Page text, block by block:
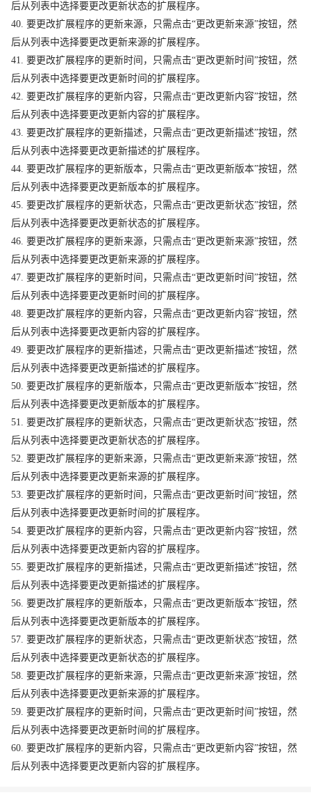
后从列表中选择要更改更新状态的扩展程序。
40. 要更改扩展程序的更新来源，只需点击“更改更新来源”按钮，然
后从列表中选择要更改更新来源的扩展程序。
41. 要更改扩展程序的更新时间，只需点击“更改更新时间”按钮，然
后从列表中选择要更改更新时间的扩展程序。
42. 要更改扩展程序的更新内容，只需点击“更改更新内容”按钮，然
后从列表中选择要更改更新内容的扩展程序。
43. 要更改扩展程序的更新描述，只需点击“更改更新描述”按钮，然
后从列表中选择要更改更新描述的扩展程序。
44. 要更改扩展程序的更新版本，只需点击“更改更新版本”按钮，然
后从列表中选择要更改更新版本的扩展程序。
45. 要更改扩展程序的更新状态，只需点击“更改更新状态”按钮，然
后从列表中选择要更改更新状态的扩展程序。
46. 要更改扩展程序的更新来源，只需点击“更改更新来源”按钮，然
后从列表中选择要更改更新来源的扩展程序。
47. 要更改扩展程序的更新时间，只需点击“更改更新时间”按钮，然
后从列表中选择要更改更新时间的扩展程序。
48. 要更改扩展程序的更新内容，只需点击“更改更新内容”按钮，然
后从列表中选择要更改更新内容的扩展程序。
49. 要更改扩展程序的更新描述，只需点击“更改更新描述”按钮，然
后从列表中选择要更改更新描述的扩展程序。
50. 要更改扩展程序的更新版本，只需点击“更改更新版本”按钮，然
后从列表中选择要更改更新版本的扩展程序。
51. 要更改扩展程序的更新状态，只需点击“更改更新状态”按钮，然
后从列表中选择要更改更新状态的扩展程序。
52. 要更改扩展程序的更新来源，只需点击“更改更新来源”按钮，然
后从列表中选择要更改更新来源的扩展程序。
53. 要更改扩展程序的更新时间，只需点击“更改更新时间”按钮，然
后从列表中选择要更改更新时间的扩展程序。
54. 要更改扩展程序的更新内容，只需点击“更改更新内容”按钮，然
后从列表中选择要更改更新内容的扩展程序。
55. 要更改扩展程序的更新描述，只需点击“更改更新描述”按钮，然
后从列表中选择要更改更新描述的扩展程序。
56. 要更改扩展程序的更新版本，只需点击“更改更新版本”按钮，然
后从列表中选择要更改更新版本的扩展程序。
57. 要更改扩展程序的更新状态，只需点击“更改更新状态”按钮，然
后从列表中选择要更改更新状态的扩展程序。
58. 要更改扩展程序的更新来源，只需点击“更改更新来源”按钮，然
后从列表中选择要更改更新来源的扩展程序。
59. 要更改扩展程序的更新时间，只需点击“更改更新时间”按钮，然
后从列表中选择要更改更新时间的扩展程序。
60. 要更改扩展程序的更新内容，只需点击“更改更新内容”按钮，然
后从列表中选择要更改更新内容的扩展程序。